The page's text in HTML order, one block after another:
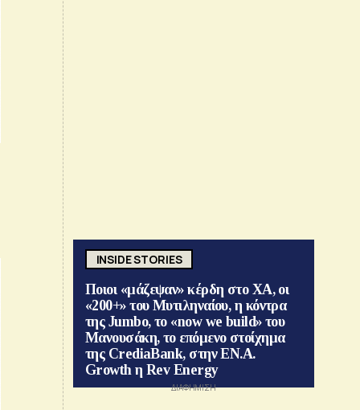
INSIDE STORIES
Ποιοι «μάζεψαν» κέρδη στο ΧΑ, οι
«200+» του Μυτιληναίου, η κόντρα
της Jumbo, το «now we build» του
Μανουσάκη, το επόμενο στοίχημα
της CrediaBank, στην ΕΝ.Α.
Growth η Rev Energy